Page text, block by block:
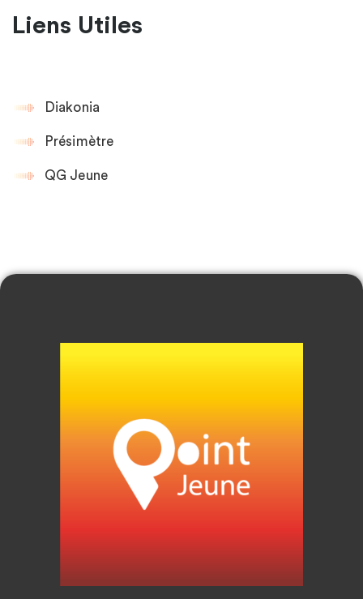
Liens Utiles
Diakonia
Présimètre
QG Jeune